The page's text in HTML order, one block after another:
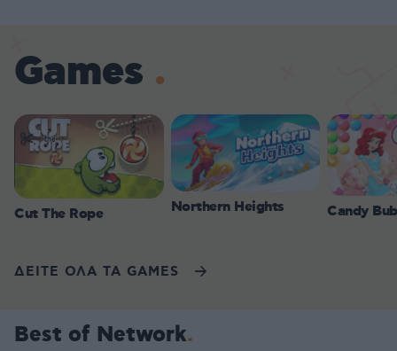
Games
Cut The Rope Northern Heights Candy
ΔΕΙΤΕ ΟΛΑ ΤΑ GAMES
Best of Network